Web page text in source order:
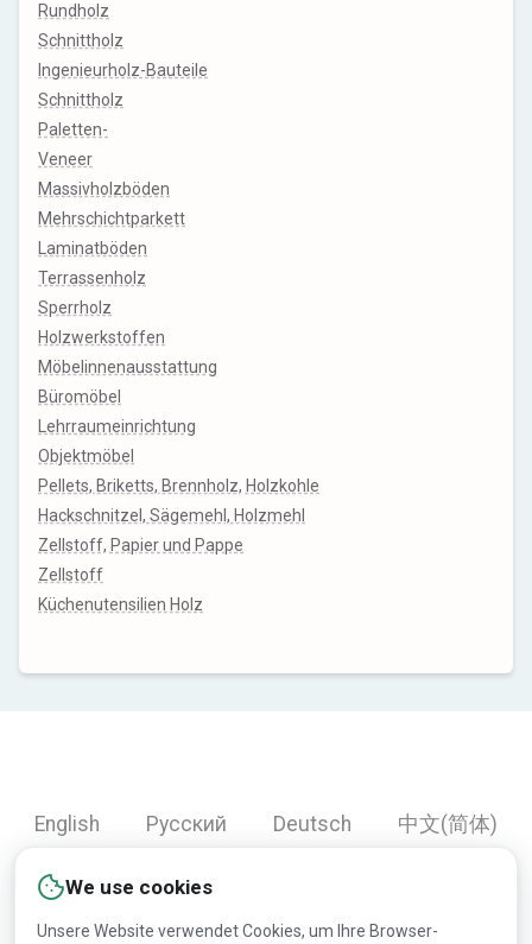
Rundholz
Schnittholz
Ingenieurholz-Bauteile
Schnittholz
Paletten-
Veneer
Massivholzböden
Mehrschichtparkett
Laminatböden
Terrassenholz
Sperrholz
Holzwerkstoffen
Möbelinnenausstattung
Büromöbel
Lehrraumeinrichtung
Objektmöbel
Pellets, Briketts, Brennholz, Holzkohle
Hackschnitzel, Sägemehl, Holzmehl
Zellstoff, Papier und Pappe
Zellstoff
Küchenutensilien Holz
We use cookies
Unsere Website verwendet Cookies, um Ihre Browser-
English Русский Deutsch
中文(简体)
العربية
Türkçe